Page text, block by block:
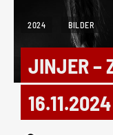
2024 BILDER
JINJER –